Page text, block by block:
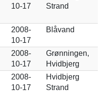
10-17
Strand
2008-
10-17
Blåvand
2008-
10-17
Grønningen,
Hvidbjerg
2008-
10-17
Hvidbjerg
Strand